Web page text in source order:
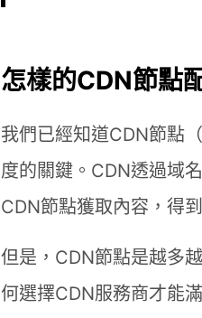
怎樣的CDN節點
我們已經知道CDN節點
度的關鍵。CDN透過域
CDN節點獲取內容，得
但是，CDN節點是越多
何選擇CDN服務商才能